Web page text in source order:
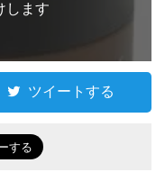
します
ツイートする